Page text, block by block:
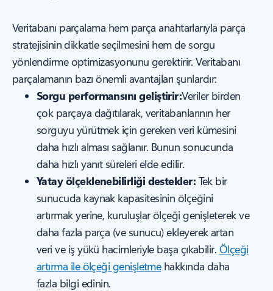
Veritabanı parçalama hem parça anahtarlarıyla parça
stratejisinin dikkatle seçilmesini hem de sorgu
yönlendirme optimizasyonunu gerektirir. Veritabanı
parçalamanın bazı önemli avantajları şunlardır:
Sorgu performansını geliştirir:Veriler birden
çok parçaya dağıtılarak, veritabanlarının her
sorguyu yürütmek için gereken veri kümesini
daha hızlı alması sağlanır. Bunun sonucunda
daha hızlı yanıt süreleri elde edilir.
Yatay ölçeklenebilirliği destekler: Tek bir
sunucuda kaynak kapasitesinin ölçeğini
artırmak yerine, kuruluşlar ölçeği genişleterek ve
daha fazla parça (ve sunucu) ekleyerek artan
veri ve iş yükü hacimleriyle başa çıkabilir. Ölçeği
artırma ile ölçeği genişletmehakkında daha
fazla bilgi edinin.